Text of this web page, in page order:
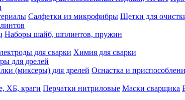
Салфетки из микрофибры Щетки для
Наборы шайб, шплинтов, пружин
для сварки Химия для сварки
для дрелей
(миксеры) для дрелей Оснастка и
ХБ, краги Перчатки нитриловые Маски сварщика